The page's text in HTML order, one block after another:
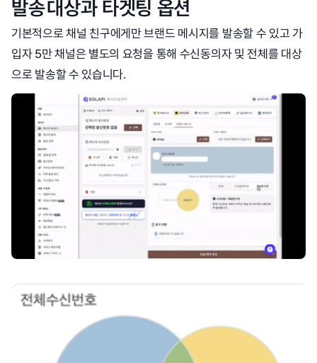
발송 대상과 타겟팅 옵션
기본적으로 채널 친구에게만 브랜드 메시지를 발송할 수 있고 가
입자 5만 채널은 별도의 요청을 통해 수신동의자 및 전체를 대상
으로 발송할 수 있습니다.